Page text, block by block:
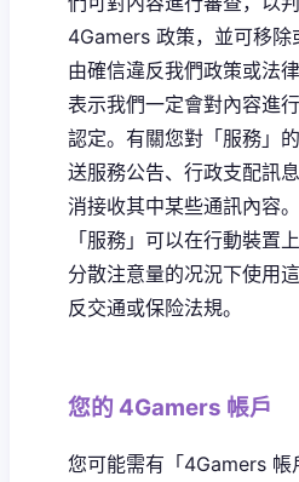
4Gamers 政策，並可移除
由確信違反我們政策或法
表示我們一定會對內容進
認定。有關您對「服務」
送服務公告、行政支配訊
消接收其中某些通訊內容
「服務」可以在行動裝置
分散注意量的况況下使用
反交通或保险法規。
您的 4Gamers 帳戶
您可能需有「4Gamers 帳